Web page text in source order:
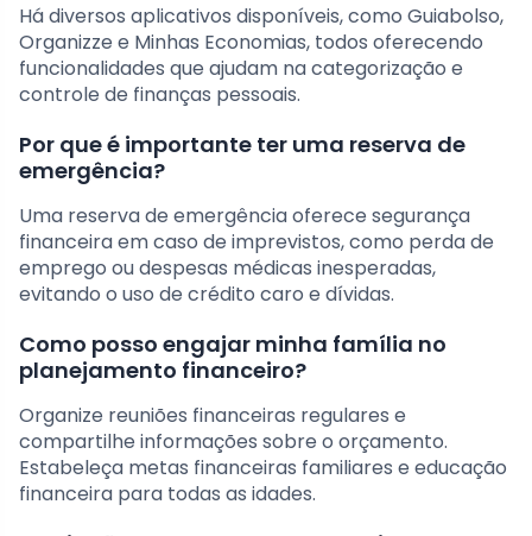
Há diversos aplicativos disponíveis, como Guiabolso,
Organizze e Minhas Economias, todos oferecendo
funcionalidades que ajudam na categorização e
controle de finanças pessoais.
Por que é importante ter uma reserva de
emergência?
Uma reserva de emergência oferece segurança
financeira em caso de imprevistos, como perda de
emprego ou despesas médicas inesperadas,
evitando o uso de crédito caro e dívidas.
Como posso engajar minha família no
planejamento financeiro?
Organize reuniões financeiras regulares e
compartilhe informações sobre o orçamento.
Estabeleça metas financeiras familiares e educação
financeira para todas as idades.